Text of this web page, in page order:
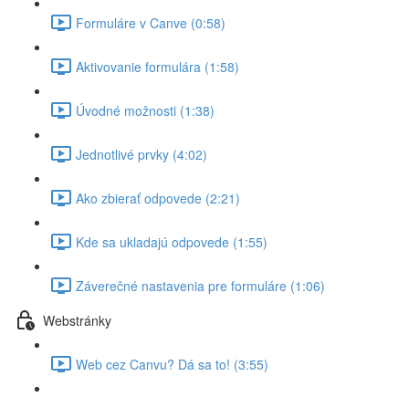
Formuláre v Canve (0:58)
Aktivovanie formulára (1:58)
Úvodné možnosti (1:38)
Jednotlivé prvky (4:02)
Ako zbierať odpovede (2:21)
Kde sa ukladajú odpovede (1:55)
Záverečné nastavenia pre formuláre (1:06)
Webstránky
Web cez Canvu? Dá sa to! (3:55)